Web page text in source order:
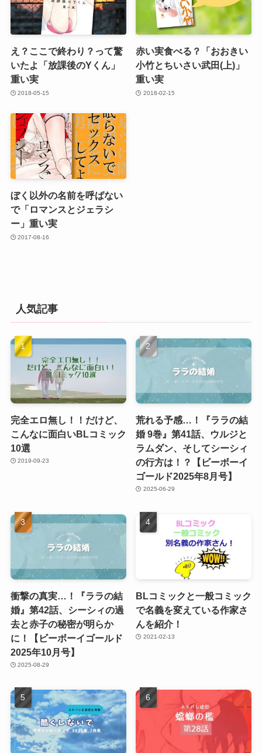
え？ここで終わり？って驚
いたよ「放課後のYくん」
重い実
2018-05-15
赤い実食べる？「おおきい
小竹とちいさい武田(上)」
重い実
2018-02-15
ぼく以外の名前を呼ばない
で「ロマンスとジェラシ
ー」重い実
2017-08-16
人気記事
完全エロ無し！！だけど、
こんなに面白いBLコミック
10選
2019-09-23
荒れる予感…！『ララの結
婚 9巻』第41話、ウルジと
ラムダン、そしてシーシィ
の行方は！？【ビーボーイ
ゴールド2025年8月号】
2025-06-29
衝撃の真実…！『ララの結
婚』第42話、シーシィの過
去と赤子の秘密が明らか
に！【ビーボーイゴールド
2025年10月号】
2025-08-29
BLコミックと一般コミック
で名義を変えている作家さ
んを紹介！
2021-02-13